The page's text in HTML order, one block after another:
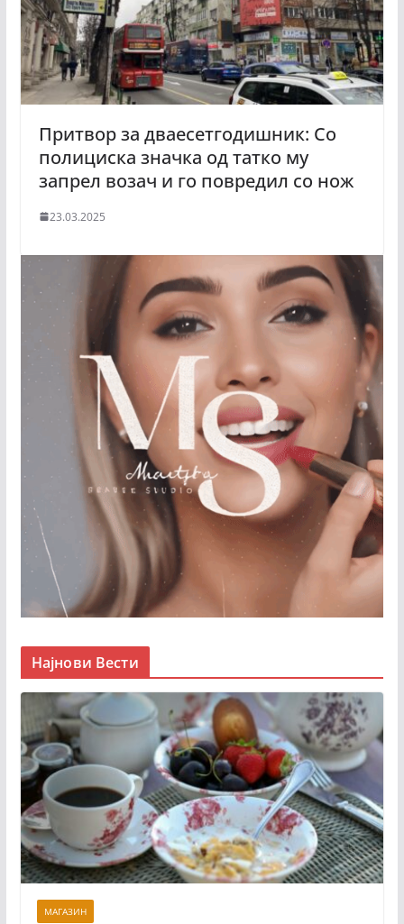
Притвор за дваесетгодишник: Со
полициска значка од татко му
запрел возач и го повредил со нож
23.03.2025
Најнови Вести
МАГАЗИН